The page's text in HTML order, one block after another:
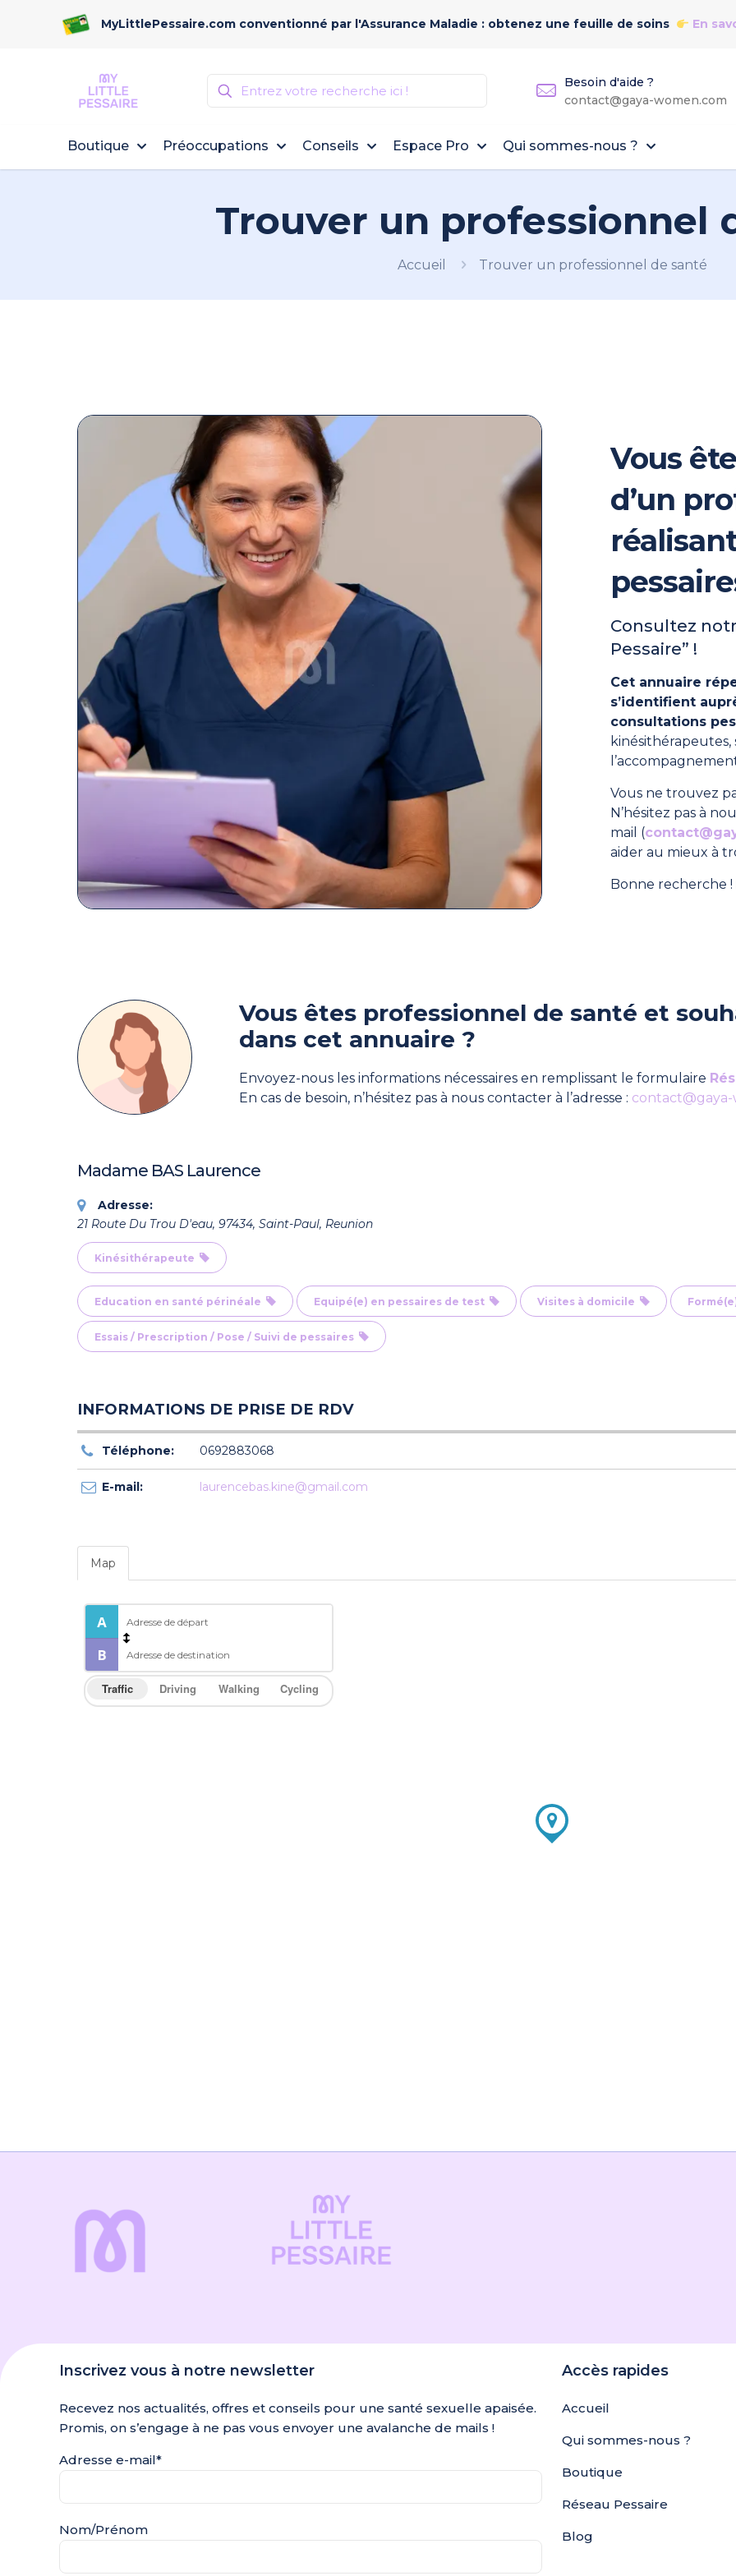
MyLittlePessaire.com conventionné par l'Assurance Maladie : obtenez une feuille de soins En
Besoin d'aide ?
contact@gaya-women.com
Boutique Préoccupations Conseils Espace Pro Qui sommes-nous ?
Trouver un professionnel
Accueil Trouver un professionnel de santé
Vous
d’un
Consultez
Pessaire” !
Cet annuaire
s’identifient
consultations
Vous ne trouvez
N’hésitez pas à
mail (
aider au mieux à
Bonne recherche !
Vous êtes professionnel de santé et
dans cet annuaire ?
Envoyez-nous les informations nécessaires en remplissant le formulaire
En cas de besoin, n’hésitez pas à nous contacter à l’adresse :
Madame BAS Laurence
Adresse:
21 Route Du Trou D'eau, 97434, Saint-Paul, Reunion
Kinésithérapeute
Education en santé périnéale Equipé(e) en pessaires de test Visites à domicile
Essais / Prescription / Pose / Suivi de pessaires
INFORMATIONS DE PRISE DE RDV
Téléphone: 0692883068
E-mail: laurencebas.kine@gmail.com
Map
Traffic Driving Walking Cycling
Inscrivez vous à notre newsletter
Recevez nos actualités, offres et conseils pour une santé sexuelle apaisée.
Promis, on s’engage à ne pas vous envoyer une avalanche de mails !
Adresse e-mail*
Nom/Prénom
Accès rapides
Accueil
Qui sommes-nous ?
Boutique
Réseau Pessaire
Blog